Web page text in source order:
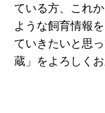
ている方、これ
ような飼育情報
ていきたいと思
蔵」をよろしくお